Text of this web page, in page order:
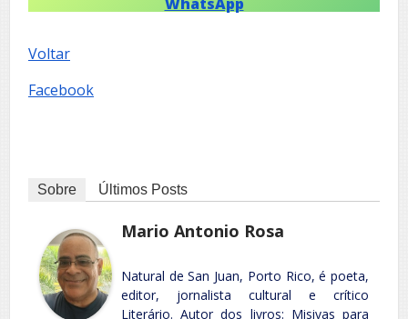
Voltar
Facebook
Sobre Últimos Posts
Mario Antonio Rosa
Natural de San Juan, Porto Rico, é poeta,
editor, jornalista cultural e crítico
Literário. Autor dos livros: Misivas para